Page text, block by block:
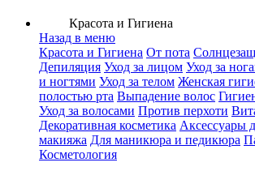
Красота и Гигиена
Назад в меню
Красота и Гигиена От пота
Депиляция Уход за лицом Уход за
и ногтями Уход за телом Женская
полостью рта Выпадение волос
Уход за волосами Против перхоти
Декоративная косметика Аксессуары
макияжа Для маникюра и педикюра
Косметология